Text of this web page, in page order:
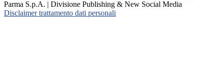
Parma S.p.A. | Divisione Publishing & New Social Media
Disclaimer trattamento dati personali